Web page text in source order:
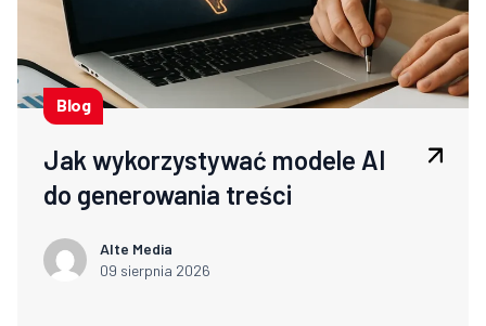
Blog
Jak wykorzystywać modele AI
do generowania treści
Alte Media
09 sierpnia 2026